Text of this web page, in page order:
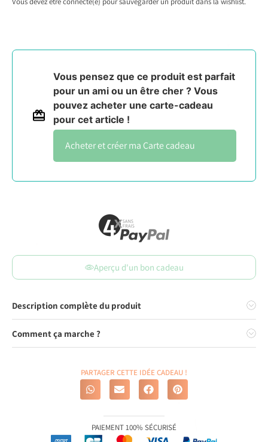
Vous pensez que ce produit est parfait
pour un ami ou un être cher ? Vous
pouvez acheter une carte-cadeau
pour cet article !
Carte cadeau
Aperçu d'un bon cadeau
Description complète du produit
Comment ça marche ?
PARTAGER CETTE IDÉE CADEAU !
PAIEMENT 100% SÉCURISÉ